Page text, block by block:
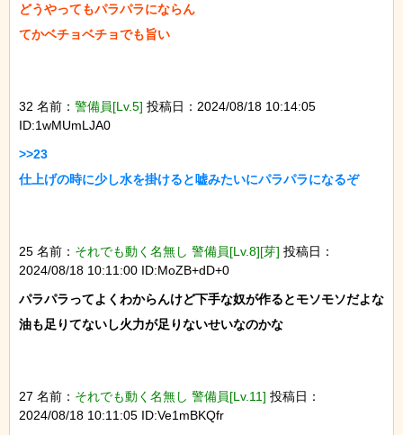
どうやってもパラパラにならん
てかベチョベチョでも旨い
32 名前： 警備員[Lv.5] 投稿日：2024/08/18 10:14:05
ID:1wMUmLJA0
>>23
仕上げの時に少し水を掛けると嘘みたいにパラパラになるぞ
25 名前： それでも動く名無し 警備員[Lv.8][芽] 投稿日：
2024/08/18 10:11:00 ID:MoZB+dD+0
パラパラってよくわからんけど下手な奴が作るとモソモソだよな
油も足りてないし火力が足りないせいなのかな
27 名前： それでも動く名無し 警備員[Lv.11] 投稿日：
2024/08/18 10:11:05 ID:Ve1mBKQfr